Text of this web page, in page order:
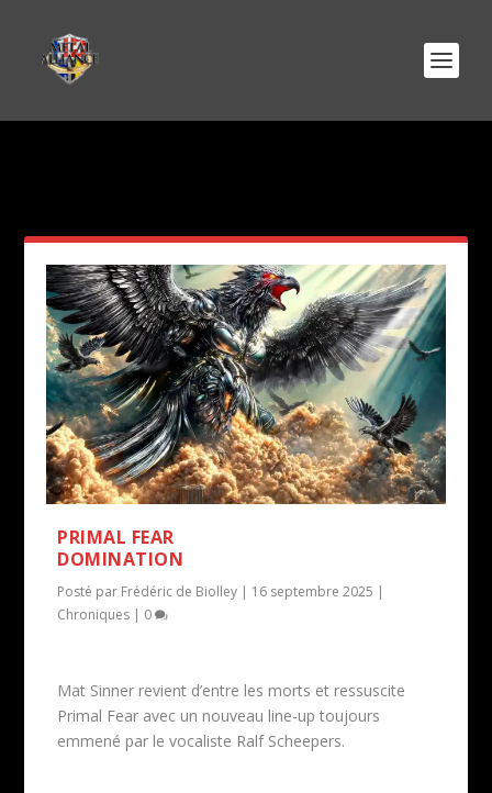
PRIMAL FEAR
DOMINATION
Posté par Frédéric de Biolley | 16 septembre 2025 |
Chroniques | 0
Mat Sinner revient d’entre les morts et ressuscite
Primal Fear avec un nouveau line-up toujours
emmené par le vocaliste Ralf Scheepers.